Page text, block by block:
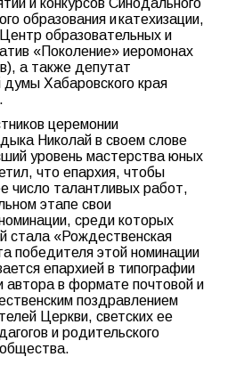
и конкурсов Синодального
образования и катехизации,
образовательных и
«Поколение» иеромонах
а также депутат
Хабаровского края
церемонии
Николай в своем слове
уровень мастерства юных
что епархия, чтобы
число талантливых работ,
этапе свои
среди которых
стала «Рождественская
победителя этой номинации
епархией в типографии
автора в формате почтовой и
поздравлением
Церкви, светских ее
и родительского